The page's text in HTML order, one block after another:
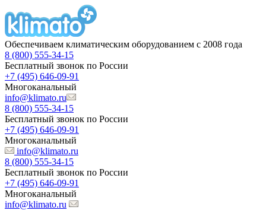
Обеспечиваем климатическим оборудованием с 2008 года
8 (800) 555-34-15
Бесплатный звонок по России
+7 (495) 646-09-91
Многоканальный
info@klimato.ru
8 (800) 555-34-15
Бесплатный звонок по России
+7 (495) 646-09-91
Многоканальный
info@klimato.ru
8 (800) 555-34-15
Бесплатный звонок по России
+7 (495) 646-09-91
Многоканальный
info@klimato.ru